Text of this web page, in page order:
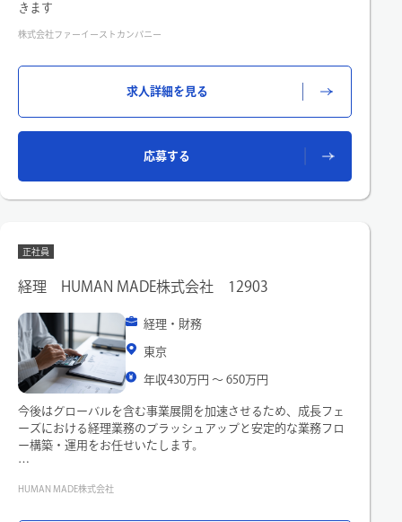
きます
株式会社ファーイーストカンパニー
求人詳細を見る
応募する
正社員
経理 HUMAN MADE株式会社 12903
経理・財務
東京
年収430万円 〜 650万円
今後はグローバルを含む事業展開を加速させるため、成長フェ
ーズにおける経理業務のブラッシュアップと安定的な業務フロ
ー構築・運用をお任せいたします。
・財務諸表の作成および開示書類の作成・レビュー
HUMAN MADE株式会社